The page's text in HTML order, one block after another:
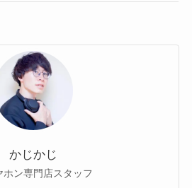
かじかじ
ホン専門店スタッフ